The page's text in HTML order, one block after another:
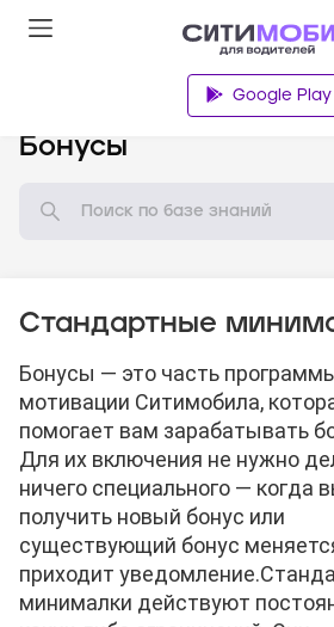
Google Play
Бонусы
Стандартные
Бонусы — это часть
мотивации Ситимобила,
помогает вам зарабатывать
Для их включения не нужно
ничего специального — когда
получить новый бонус или
существующий бонус
приходит уведомление.
минималки действуют